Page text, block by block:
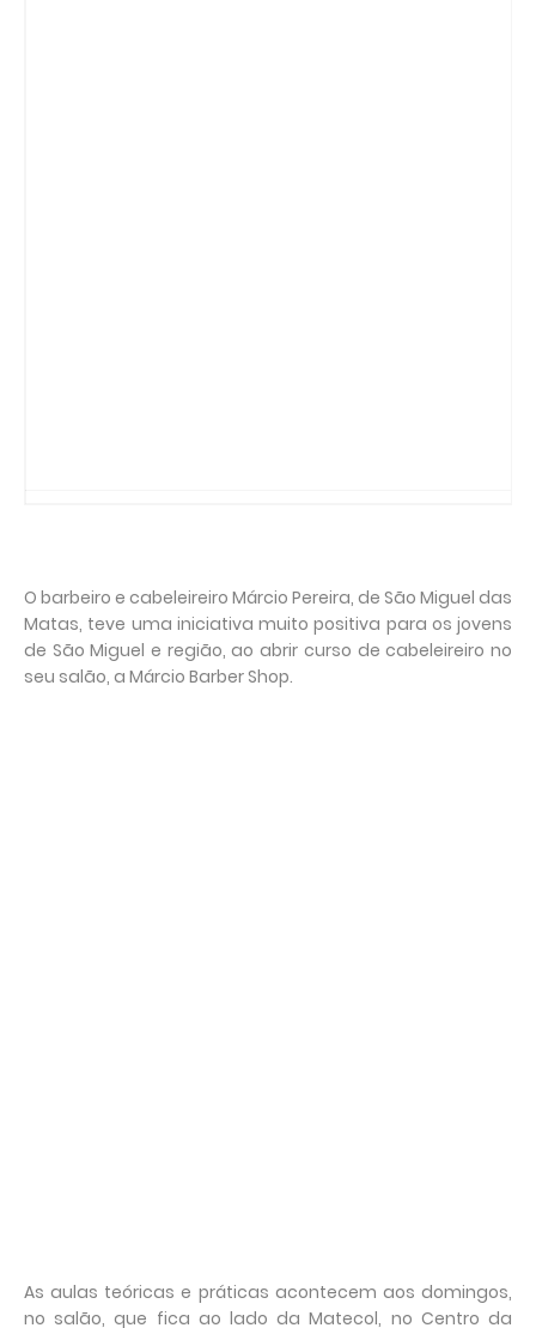
O barbeiro e cabeleireiro Márcio Pereira, de São Miguel das
Matas, teve uma iniciativa muito positiva para os jovens
de São Miguel e região, ao abrir curso de cabeleireiro no
seu salão, a Márcio Barber Shop.
As aulas teóricas e práticas acontecem aos domingos,
no salão, que fica ao lado da Matecol, no Centro da